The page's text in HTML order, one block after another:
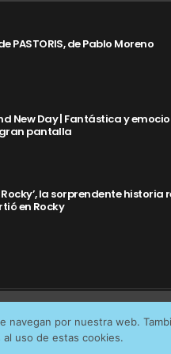
PASTORIS, de Pablo Moreno
New Day | Fantástica y
pantalla
Rocky’, la sorprendente
en Rocky
por nuestra web.
uso de estas cookies.
Aceptar cookies